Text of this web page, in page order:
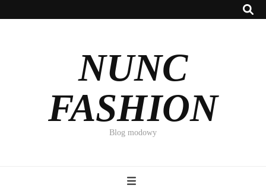
NUNC
FASHION
Blog modowy